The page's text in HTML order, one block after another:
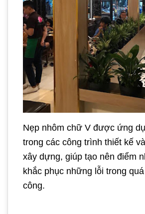
Nẹp nhôm chữ V được ứng
trong các công trình thiết kế
xây dựng, giúp tạo nên điểm
khắc phục những lỗi trong
công.